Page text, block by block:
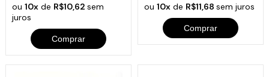
ou10x de R$10,62sem
juros
Comprar
ou 10xde R$11,68 sem juros
Comprar